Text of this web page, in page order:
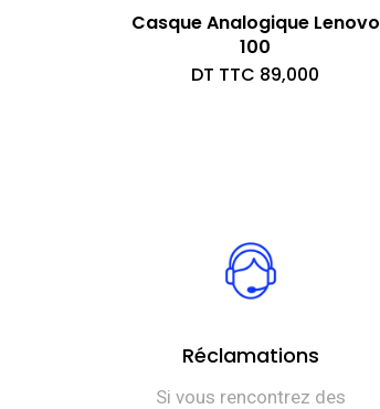
Casque Analogique Lenovo
100
DT TTC 89,000
Réclamations
Si vous rencontrez des